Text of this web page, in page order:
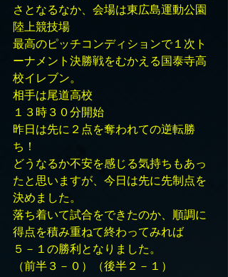
さとなるなか、会場は東広島運動公園
陸上競技場
最高のピッチコンディションで１次ト
ーナメント決勝戦をむかえる国泰寺高
校イレブン。
相手は尾道高校
１３時３０分開始
昨日は先に２点を奪われての逆転勝
ち！
どうなるか不安を感じる気持ちもあっ
たと思いますが、今日は先に先制点を
決めました。
落ち着いて試合をできたのか、順調に
得点を積み重ねて終わってみれば
５－１の勝利となりました。
（前半３－０）（後半２－１）